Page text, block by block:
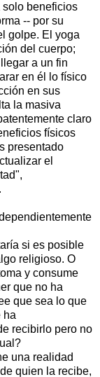
solo beneficios
-- por su
golpe. El yoga
del cuerpo;
a un fin
en él lo físico
en sus
la masiva
claro
físicos
presentado
el
si es posible
religioso. O
y consume
que no ha
que sea lo que
ha
recibirlo pero no
una realidad
quien la recibe,